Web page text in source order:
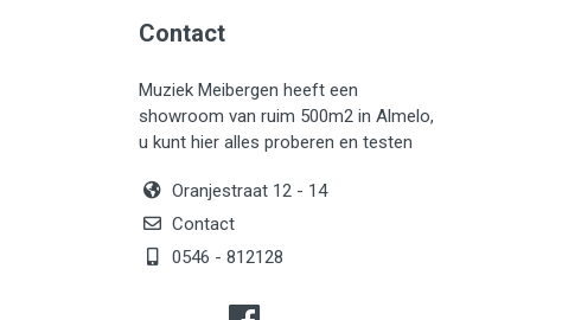
Algemeen & Overig
PRÖTTEL
Contact
Muziek Meibergen heeft een
showroom van ruim 500m2 in Almelo,
u kunt hier alles proberen en testen
Oranjestraat 12 - 14
Contact
0546 - 812128